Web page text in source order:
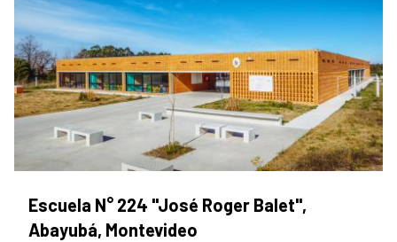
Escuela N° 224 "José Roger Balet",
Abayubá, Montevideo